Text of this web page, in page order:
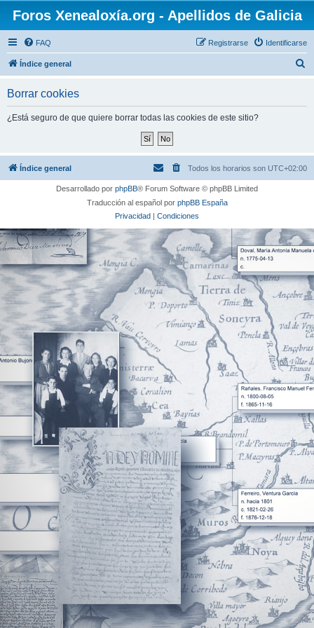
Foros Xenealoxía.org - Apellidos de Galicia
FAQ Identificarse
Registrarse
Índice general
Borrar cookies
¿Está seguro de que quiere borrar todas las cookies de este sitio?
Índice general Todos los horarios son UTC+02:00
Desarrollado por phpBB® Forum Software © phpBB Limited
Traducción al español por phpBB España
Privacidad | Condiciones